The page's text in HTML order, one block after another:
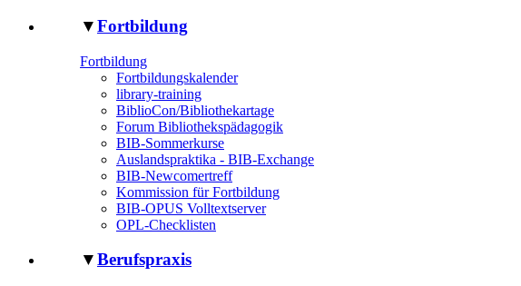
▼Fortbildung
Fortbildung
Fortbildungskalender
library-training
BiblioCon/Bibliothekartage
Forum Bibliothekspädagogik
BIB-Sommerkurse
Auslandspraktika - BIB-Exchange
BIB-Newcomertreff
Kommission für Fortbildung
BIB-OPUS Volltextserver
OPL-Checklisten
▼Berufspraxis